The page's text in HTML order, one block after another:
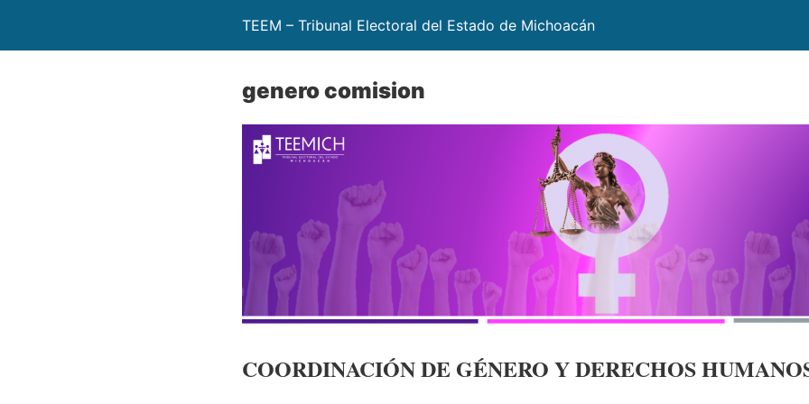
TEEM – Tribunal Electoral del Estado de Michoacán
genero comision
COORDINACIÓN DE GÉNERO Y DERECHOS